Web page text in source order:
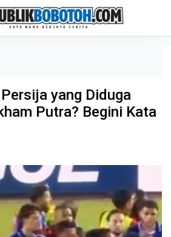
yang Diduga
Putra? Begini Kata